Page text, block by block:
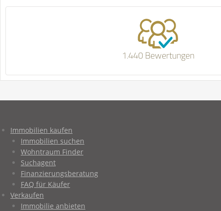
1.440 Bewertungen
Immobilien kaufen
Immobilien suchen
Wohntraum Finder
Suchagent
Finanzierungsberatung
FAQ für Käufer
Verkaufen
Immobilie anbieten